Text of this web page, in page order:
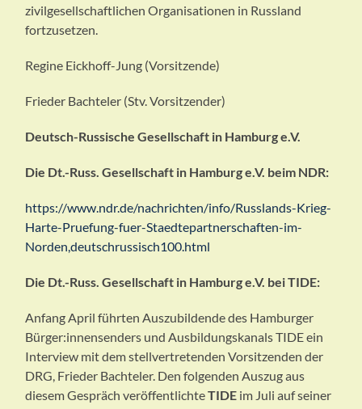
zivilgesellschaftlichen Organisationen in Russland
fortzusetzen.
Regine Eickhoff-Jung (Vorsitzende)
Frieder Bachteler (Stv. Vorsitzender)
Deutsch-Russische Gesellschaft in Hamburg e.V.
Die Dt.-Russ. Gesellschaft in Hamburg e.V. beim NDR:
https://www.ndr.de/nachrichten/info/Russlands-Krieg-
Harte-Pruefung-fuer-Staedtepartnerschaften-im-
Norden,deutschrussisch100.html
Die Dt.-Russ. Gesellschaft in Hamburg e.V. bei TIDE:
Anfang April führten Auszubildende des Hamburger
Bürger:innensenders und Ausbildungskanals TIDE ein
Interview mit dem stellvertretenden Vorsitzenden der
DRG, Frieder Bachteler. Den folgenden Auszug aus
diesem Gespräch veröffentlichteTIDE im Juli auf seiner